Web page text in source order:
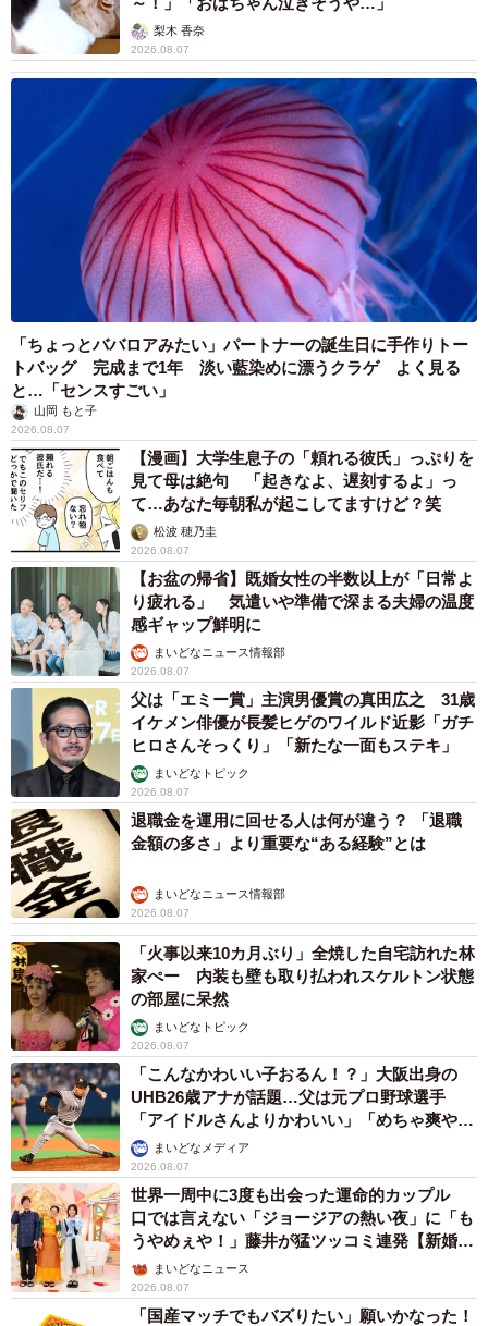
梨木 香奈
2026.08.07
「ちょっとババロアみたい」パートナーの誕生日に手作りトー
トバッグ 完成まで1年 淡い藍染めに漂うクラゲ よく見る
と…「センスすごい」
山岡 もと子
2026.08.07
【漫画】大学生息子の「頼れる彼氏」っぷりを
見て母は絶句 「起きなよ、遅刻するよ」っ
て…あなた毎朝私が起こしてますけど？笑
松波 穂乃圭
2026.08.07
【お盆の帰省】既婚女性の半数以上が「日常よ
り疲れる」 気遣いや準備で深まる夫婦の温度
感ギャップ鮮明に
まいどなニュース情報部
2026.08.07
父は「エミー賞」主演男優賞の真田広之 31歳
イケメン俳優が長髪ヒゲのワイルド近影「ガチ
ヒロさんそっくり」「新たな一面もステキ」
まいどなトピック
2026.08.07
退職金を運用に回せる人は何が違う？ 「退職
金額の多さ」より重要な“ある経験”とは
まいどなニュース情報部
2026.08.07
「火事以来10カ月ぶり」全焼した自宅訪れた林
家ぺー 内装も壁も取り払われスケルトン状態
の部屋に呆然
まいどなトピック
2026.08.07
「こんなかわいい子おるん！？」大阪出身の
UHB26歳アナが話題…父は元プロ野球選手
「アイドルさんよりかわいい」「めちゃ爽や
か」まいどなメディア
2026.08.07
世界一周中に3度も出会った運命的カップル
口では言えない「ジョージアの熱い夜」に「も
うやめぇや！」藤井が猛ツッコミ連発【新婚さ
ん】まいどなニュース
2026.08.07
「国産マッチでもバズりたい」願いかなった！